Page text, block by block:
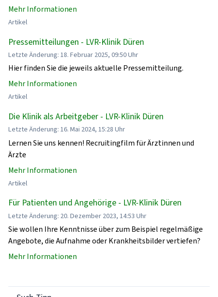
Mehr Informationen
Artikel
Pressemitteilungen - LVR-Klinik Düren
Letzte Änderung: 18. Februar 2025, 09:50 Uhr
Hier finden Sie die jeweils aktuelle Pressemitteilung.
Mehr Informationen
Artikel
Die Klinik als Arbeitgeber - LVR-Klinik Düren
Letzte Änderung: 16. Mai 2024, 15:28 Uhr
Lernen Sie uns kennen! Recruitingfilm für Ärztinnen und
Ärzte
Mehr Informationen
Artikel
Für Patienten und Angehörige - LVR-Klinik Düren
Letzte Änderung: 20. Dezember 2023, 14:53 Uhr
Sie wollen Ihre Kenntnisse über zum Beispiel regelmäßige
Angebote, die Aufnahme oder Krankheitsbilder vertiefen?
Mehr Informationen